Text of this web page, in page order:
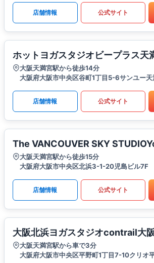
店舗情報 公式サイト
ホットヨガスタジオビープラス天
大阪天満宮駅から徒歩14分
大阪府大阪市中央区谷町1丁目5-6サンユー
店舗情報 公式サイト
The VANCOUVER SKY
大阪天満宮駅から徒歩15分
大阪府大阪市中央区北浜3-1-20児島ビル7F
店舗情報 公式サイト
大阪北浜ヨガスタジオcontrail大
大阪天満宮駅から車で3分
大阪府大阪市中央区平野町1丁目7-10クリオ